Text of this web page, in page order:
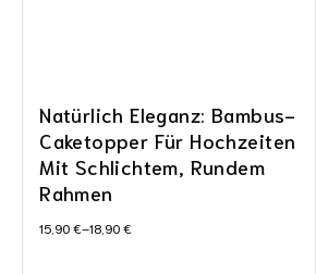
Natürlich Eleganz: Bambus-
Caketopper Für Hochzeiten
Mit Schlichtem, Rundem
Rahmen
15,90 €–18,90 €